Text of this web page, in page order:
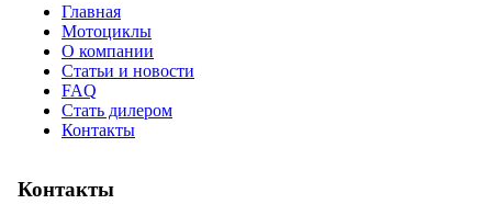
Главная
Мотоциклы
О компании
Статьи и новости
FAQ
Стать дилером
Контакты
Контакты